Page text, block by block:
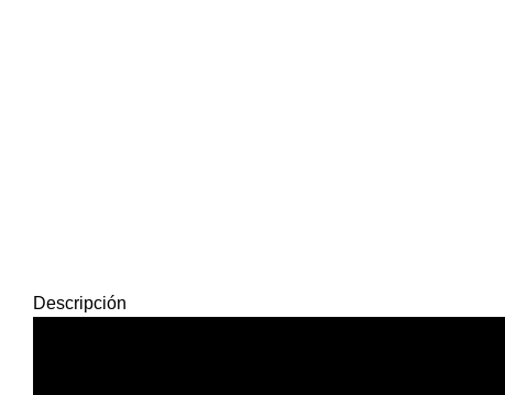
Descripción